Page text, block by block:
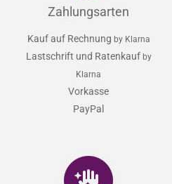
Zahlungsarten
Kauf auf Rechnung by Klarna
Lastschrift und Ratenkauf by
Klarna
Vorkasse
PayPal